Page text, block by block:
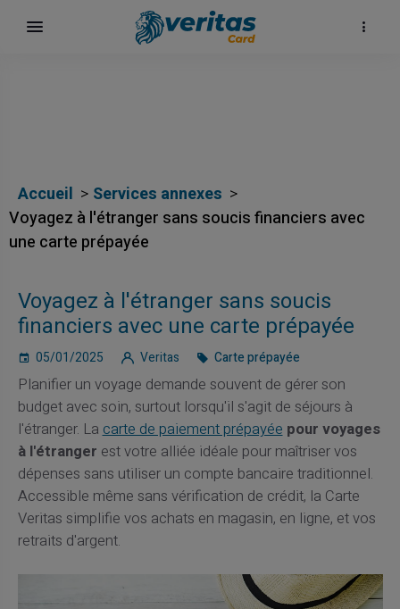
Accueil
Services annexes
Voyagez à l'étranger sans soucis financiers avec
une carte prépayée
Voyagez à l'étranger sans soucis
financiers avec une carte prépayée
05/01/2025 Veritas Carte prépayée
Planifier un voyage demande souvent de gérer son
budget avec soin, surtout lorsqu'il s'agit de séjours à
l'étranger. Lacarte de paiement prépayée pour voyages
à l'étranger est votre alliée idéale pour maîtriser vos
dépenses sans utiliser un compte bancaire traditionnel.
Accessible même sans vérification de crédit, la Carte
Veritas simplifie vos achats en magasin, en ligne, et vos
retraits d'argent.